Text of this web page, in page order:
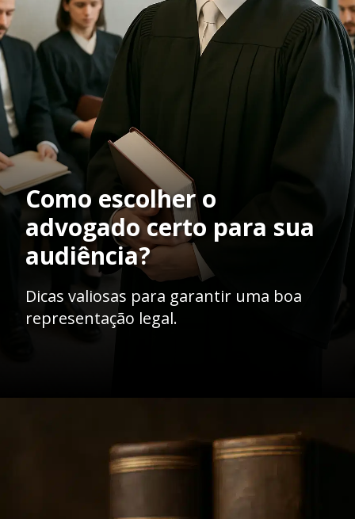
Como escolher o
advogado certo para sua
audiência?
Dicas valiosas para garantir uma boa
representação legal.